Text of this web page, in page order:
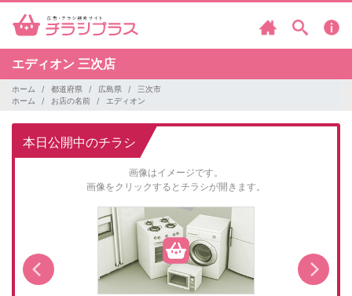
エディオン 三次店
ホーム 都道府県 広島県
三次市
ホーム
お店の名前 エディオン
本日公開中のチラシ
画像はイメージです。
画像をクリックするとチラシが開きます。